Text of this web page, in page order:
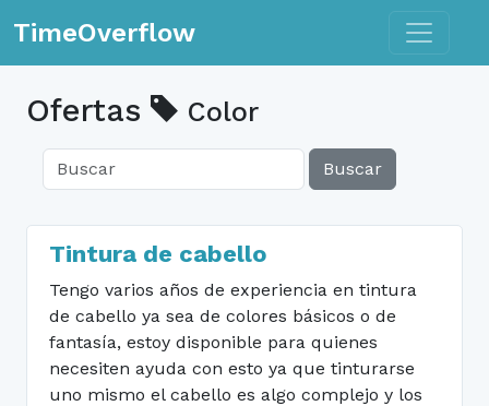
TimeOverflow Toggle
Ofertas Color
Buscar
Tintura de cabello
Tengo varios años de experiencia en tintura
de cabello ya sea de colores básicos o de
fantasía, estoy disponible para quienes
necesiten ayuda con esto ya que tinturarse
uno mismo el cabello es algo complejo y los